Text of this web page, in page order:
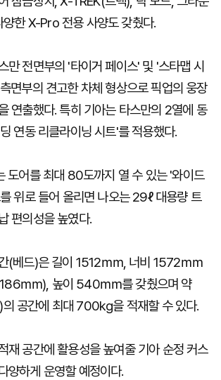
양한 X-Pro 전용 사양도 갖췄다.
만 전면부의 '타이거 페이스' 및 '스타맵 시
면부의 견고한 차체 형상으로 픽업의 웅장
연출했다. 특히 기아는 타스만의 2열에 동
연동 리클라이닝 시트'를 적용했다.
도어를 최대 80도까지 열 수 있는 '와이드
위로 들어 올리면 나오는 29ℓ 대용량 트
편의성을 높였다.
간(베드)은 길이 1512㎜, 너비 1572㎜
㎜), 높이 540㎜를 갖췄으며 약
공간에 최대 700kg을 적재할 수 있다.
재 공간에 활용성을 높여줄 기아 순정 커스
양하게 운영할 예정이다.